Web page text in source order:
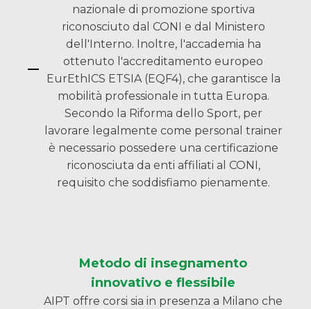
nazionale di promozione sportiva
riconosciuto dal CONI e dal Ministero
dell'Interno. Inoltre, l'accademia ha
ottenuto l'accreditamento europeo
EurEthICS ETSIA (EQF4), che garantisce la
mobilità professionale in tutta Europa.
Secondo la Riforma dello Sport, per
lavorare legalmente come personal trainer
è necessario possedere una certificazione
riconosciuta da enti affiliati al CONI,
requisito che soddisfiamo pienamente.
Metodo di insegnamento
innovativo e flessibile
AIPT offre corsi sia in presenza a Milano che